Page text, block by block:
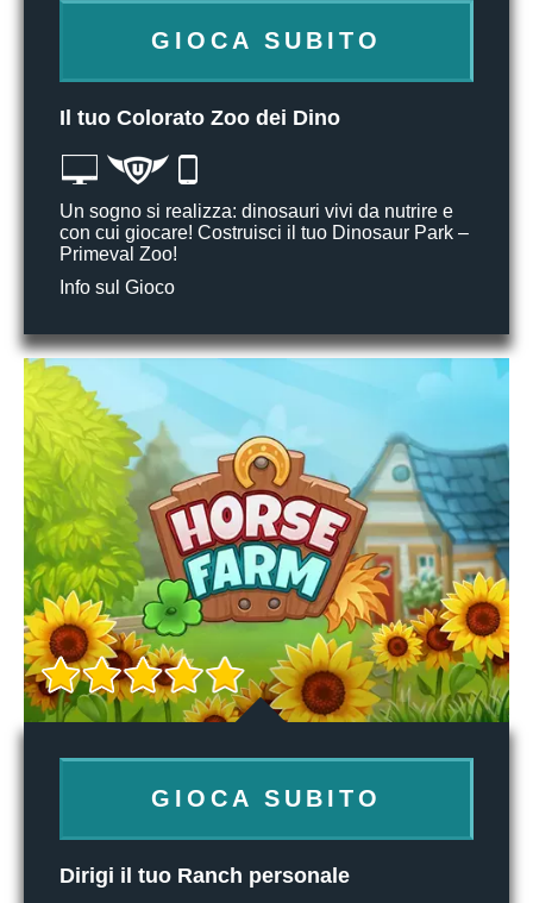
GIOCA SUBITO
Il tuo Colorato Zoo dei Dino
Un sogno si realizza: dinosauri vivi da nutrire e
con cui giocare! Costruisci il tuo Dinosaur Park –
Primeval Zoo!
Info sul Gioco
GIOCA SUBITO
Dirigi il tuo Ranch personale